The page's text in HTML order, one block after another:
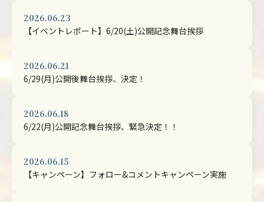
2026.06.23
【イベントレポート】6/20(土)公開記念舞台挨拶
2026.06.21
6/29(月)公開後舞台挨拶、決定！
2026.06.18
6/22(月)公開記念舞台挨拶、緊急決定！！
2026.06.15
【キャンペーン】フォロー&コメントキャンペーン実施